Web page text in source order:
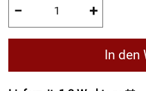
− +
In den